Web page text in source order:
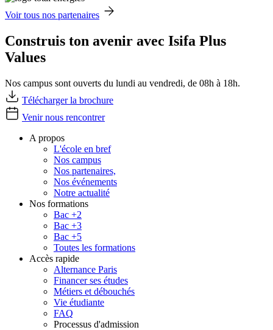
Voir tous nos partenaires
Construis ton avenir avec Isifa Plus
Values
Nos campus sont ouverts du lundi au vendredi, de 08h à 18h.
Télécharger la brochure
Venir nous rencontrer
A propos
L'école en bref
Nos campus
Nos partenaires,
Nos événements
Notre actualité
Nos formations
Bac +2
Bac +3
Bac +5
Toutes les formations
Accès rapide
Alternance Paris
Financer ses études
Métiers et débouchés
Vie étudiante
FAQ
Processus d'admission